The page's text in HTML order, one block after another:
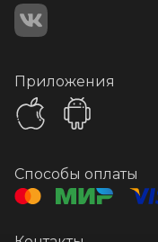
Приложения
Способы оплаты